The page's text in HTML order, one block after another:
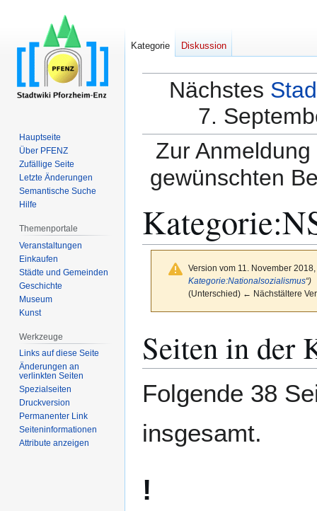
Nächstes
7.
Zur
gewünschten
Kategorie:
Version vom 11. November
Kategorie:Nationalsozialismus“)
(Unterschied) ← Nächstältere
Navigation
springen
Suche
springen
Seiten in der
Folgende 38
insgesamt.
!
Kategorie Diskussion
Hauptseite
Über PFENZ
Zufällige Seite
Letzte Änderungen
Semantische Suche
Hilfe
Themenportale
Veranstaltungen
Einkaufen
Städte und Gemeinden
Geschichte
Museum
Kunst
Werkzeuge
Links auf diese Seite
Änderungen an
verlinkten Seiten
Spezialseiten
Druckversion
Permanenter Link
Seiten­­informationen
Attribute anzeigen